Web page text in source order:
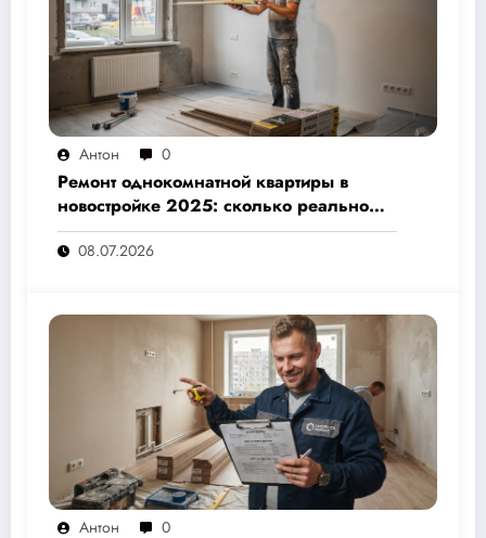
Антон 0
Ремонт однокомнатной квартиры в
новостройке 2025: сколько реально
стоит и как не переплатить — полный
расчёт от 500 000 рублей
08.07.2026
Антон 0